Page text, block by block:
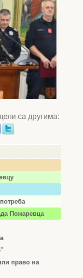
Пожаревца
право на
са другима: